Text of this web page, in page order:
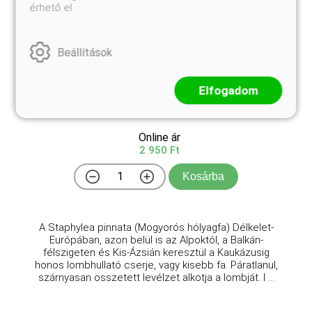
Mogyorós hólyagfa
Online ár
2 950 Ft
Kosárba
A Staphylea pinnata (Mogyorós hólyagfa) Délkelet-
Európában, azon belül is az Alpoktól, a Balkán-
félszigeten és Kis-Ázsián keresztül a Kaukázusig
honos lombhullató cserje, vagy kisebb fa. Páratlanul,
szárnyasan összetett levélzet alkotja a lombját. I ...
érhető el.
Beállítások
Elfogadom